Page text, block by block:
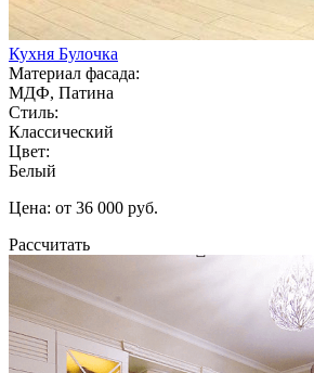
Кухня Булочка
Материал фасада:
МДФ, Патина
Стиль:
Классический
Цвет:
Белый
Цена: от 36 000 руб.
Рассчитать